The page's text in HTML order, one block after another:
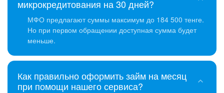
микрокредитования на 30 дней?
МФО предлагают суммы максимум до 184 500 тенге.
Но при первом обращении доступная сумма будет
меньше.
Как правильно оформить займ на месяц
при помощи нашего сервиса?